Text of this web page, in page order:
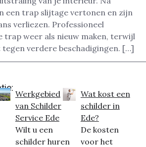
een trap slijtage vertonen en zijn
verliezen. Professioneel
trap weer als nieuw maken, terwijl
verdere beschadigingen. […]
Werkgebied
van Schilder
Service Ede
Wilt u een
schilder huren
Wat kost een
schilder in
Ede?
De kosten
voor het